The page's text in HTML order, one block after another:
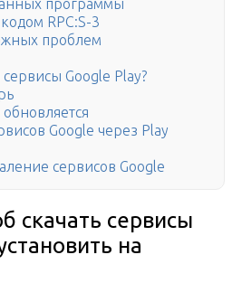
программы
RPC:S-3
проблем
Google Play?
Google через Play
сервисов Google
скачать сервисы
на